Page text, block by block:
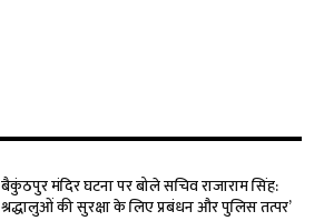
बैकुंठपुर मंदिर घटना पर बोले सचिव राजाराम सिंह:
श्रद्धालुओं की सुरक्षा के लिए प्रबंधन और पुलिस तत्पर’